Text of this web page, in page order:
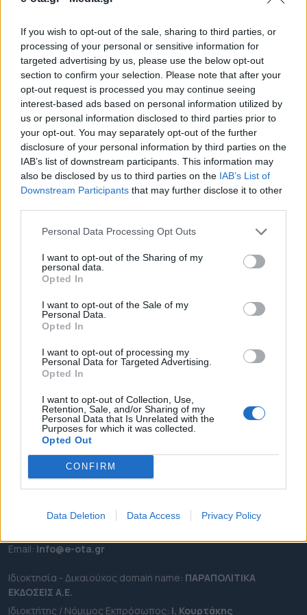
If you wish to opt-out of the sale, sharing to third parties, or
processing of your personal or sensitive information for
targeted advertising by us, please use the below opt-out
section to confirm your selection. Please note that after your
opt-out request is processed you may continue seeing
interest-based ads based on personal information utilized by
us or personal information disclosed to third parties prior to
your opt-out. You may separately opt-out of the further
disclosure of your personal information by third parties on the
IAB’s list of downstream participants. This information may
also be disclosed by us to third parties on the IAB’s List of
Downstream Participants that may further disclose it to other
Personal Data Processing Opt Outs
I want to opt-out of the Sharing of my
personal data.
Opted In
I want to opt-out of the Sale of my
Personal Data.
Opted In
I want to opt-out of processing my
Personal Data for Targeted Advertising.
Opted In
I want to opt-out of Collection, Use,
Retention, Sale, and/or Sharing of my
Personal Data that Is Unrelated with the
Purposes for which it was collected.
Opted Out
CONFIRM
Data Deletion Data Access Privacy Policy
Florian Mikuta, ιδρυτής, κιμπορντίστας και
τραγουδιστής των Barikada, μιλά στην
«Απογευματινή» με αφορμή τη συναυλία του
συγκροτήματος, που θα πραγματοποιηθεί αύριο
στις 20.30 στον πεζόδρομο της Αποστόλου Παύλου
στο Θησείο, στο πλαίσιο του Attica Roots
Festival της Περιφέρειας Αττικής. Με χορηγούς
επικοινωνίας τη Next Step Media Group, το
iefimerida.gr και με τηλεοπτικό χορηγό
επικοινωνίας το Mega, το φεστιβάλ […]
29.06.2026 - 20.24
ΡΟΗ ΕΙΔΗΣΕΩΝ
ΕΠΙΚΑΙΡΟΤΗΤΑ
ΠΕΡΙΦΕΡΕΙΕΣ
OTA LEAKS
ΣΥΝΕΝΤΕΥΞΕΙΣ
ΑΠΟΨΕΙΣ
ΠΡΟΣΛΗΨΕΙΣ
e-ota.gr | Ταυτότητα
Καλλιθέα Αττικής
Εmail: info@e-ota.gr
Ιδιοκτησία - Δικαιούχος domain name: ΠΑΡΑΠΟΛΙΤΙΚΑ
ΕΚΔΟΣΕΙΣ A.E.
Ιδιοκτήτης / Νόμιμος Εκπρόσωπος: Ι. Κουρτάκης